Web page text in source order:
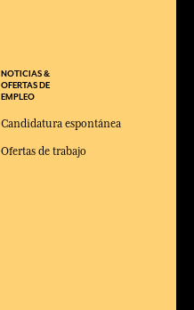
NOTICIAS &
OFERTAS DE
EMPLEO
Candidatura espontánea
Ofertas de trabajo